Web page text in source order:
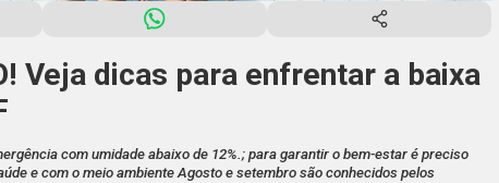
Veja dicas para enfrentar a baixa
com umidade abaixo de 12%.; para garantir o bem-estar é preciso
e com o meio ambiente Agosto e setembro são conhecidos pelos